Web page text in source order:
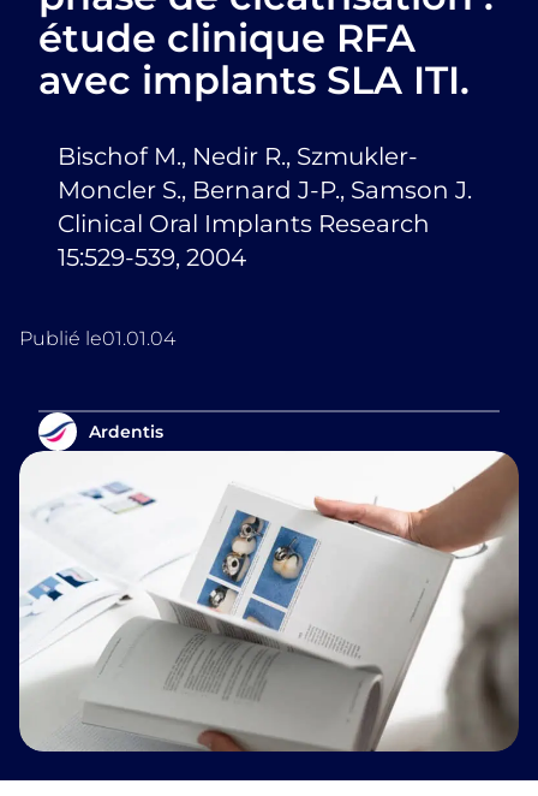
étude clinique RFA
avec implants SLA ITI.
Bischof M., Nedir R., Szmukler-
Moncler S., Bernard J-P., Samson J.
Clinical Oral Implants Research
15:529-539, 2004
Publié le01.01.04
Ardentis